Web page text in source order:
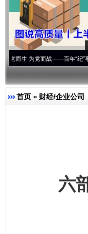
党而战——百年“纪”事⑧加强纪
首页 » 财经/企业公司
六部